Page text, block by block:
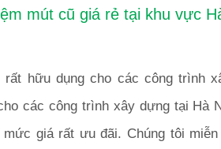
mút cũ giá rẻ tại khu vực
hữu dụng cho các công trình
các công trình xây dựng tại Hà
giá rất ưu đãi. Chúng tôi miễn